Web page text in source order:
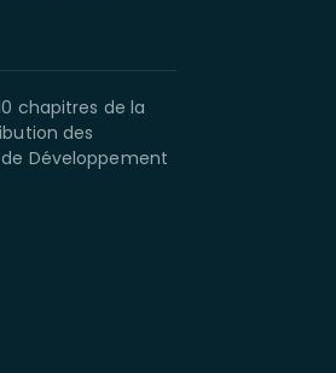
chapitres de la
des
Développement